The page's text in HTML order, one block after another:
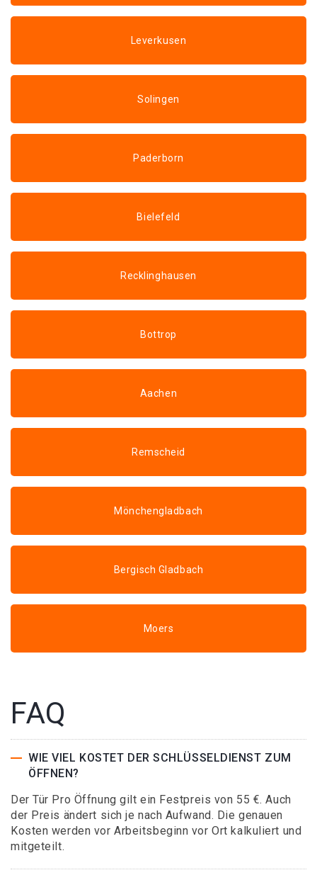
Leverkusen
Solingen
Paderborn
Bielefeld
Recklinghausen
Bottrop
Aachen
Remscheid
Mönchengladbach
Bergisch Gladbach
Moers
FAQ
WIE VIEL KOSTET DER SCHLÜSSELDIENST ZUM
ÖFFNEN?
Der Tür Pro Öffnung gilt ein Festpreis von 55 €. Auch
der Preis ändert sich je nach Aufwand. Die genauen
Kosten werden vor Arbeitsbeginn vor Ort kalkuliert und
mitgeteilt.